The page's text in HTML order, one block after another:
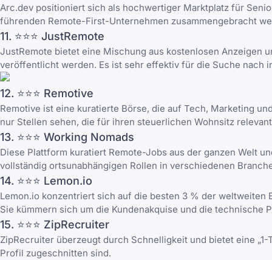
Arc.dev positioniert sich als hochwertiger Marktplatz für
führenden Remote-First-Unternehmen zusammengebracht
11. ⭐⭐⭐ JustRemote
JustRemote bietet eine Mischung aus kostenlosen Anzeigen
veröffentlicht werden. Es ist sehr effektiv für die Suche nach
12. ⭐⭐⭐ Remotive
Remotive ist eine kuratierte Börse, die auf Tech, Marketing
nur Stellen sehen, die für ihren steuerlichen Wohnsitz
13. ⭐⭐⭐ Working Nomads
Diese Plattform kuratiert Remote-Jobs aus der ganzen Welt
vollständig ortsunabhängigen Rollen in verschiedenen
14. ⭐⭐⭐ Lemon.io
Lemon.io konzentriert sich auf die besten 3 % der
Sie kümmern sich um die Kundenakquise und die technische
15. ⭐⭐⭐ ZipRecruiter
ZipRecruiter überzeugt durch Schnelligkeit und bietet eine
Profil zugeschnitten sind.